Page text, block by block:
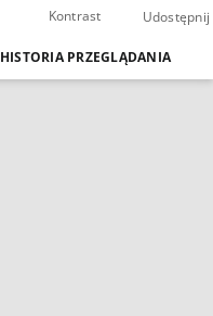
Kontrast Udostępnij
HISTORIA PRZEGLĄDANIA